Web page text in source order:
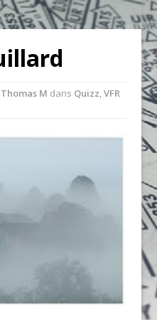
Thomas M dans Quizz,VFR